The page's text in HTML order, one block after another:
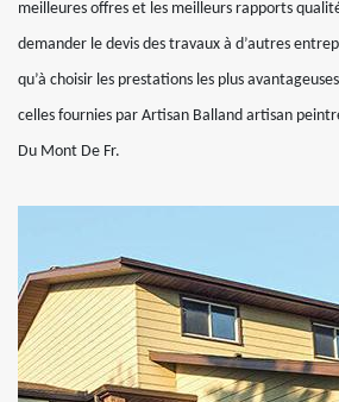
meilleures offres et les meilleurs rapports
demander le devis des travaux à d’autres
qu’à choisir les prestations les plus
celles fournies par Artisan Balland artisan
Du Mont De Fr.